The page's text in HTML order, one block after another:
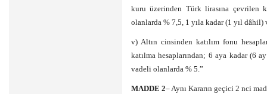
kuru üzerinden Türk lirasına çevrilen
olanlarda % 7,5, 1 yıla kadar (1 yıl
v) Altın cinsinden katılım fonu
katılma hesaplarından; 6 aya kadar (6
vadeli olanlarda % 5.”
MADDE 2– Aynı Kararın geçici 2 nci